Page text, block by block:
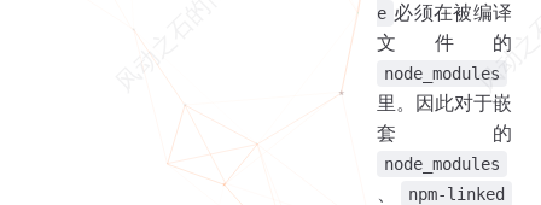
e 必须在被编译
文件的
node_modules
里。因此对于嵌
套的
node_modules
npm-linked